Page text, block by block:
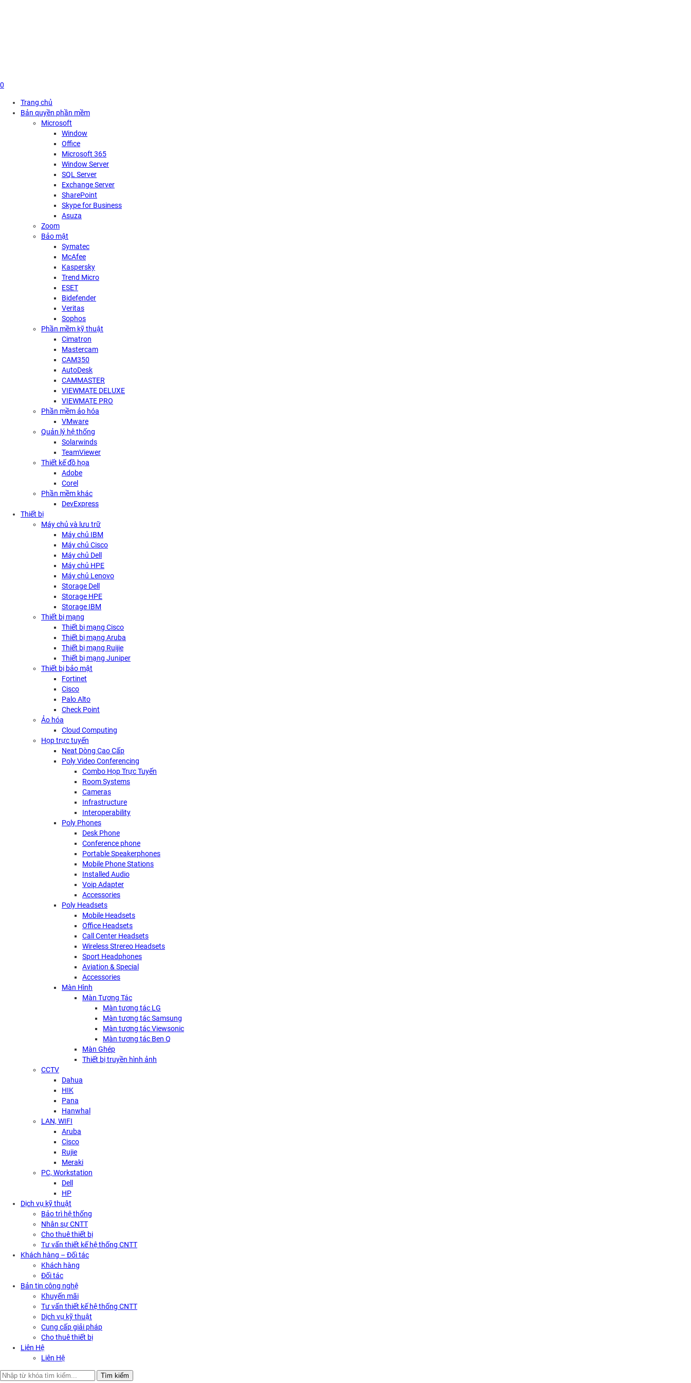
0
Trang chủ
Bản quyền phần mềm
Microsoft
Window
Office
Microsoft 365
Window Server
SQL Server
Exchange Server
SharePoint
Skype for Business
Asuza
Zoom
Bảo mật
Symatec
McAfee
Kaspersky
Trend Micro
ESET
Bidefender
Veritas
Sophos
Phần mềm kỹ thuật
Cimatron
Mastercam
CAM350
AutoDesk
CAMMASTER
VIEWMATE DELUXE
VIEWMATE PRO
Phần mềm ảo hóa
VMware
Quản lý hệ thống
Solarwinds
TeamViewer
Thiết kế đồ họa
Adobe
Corel
Phần mềm khác
DevExpress
Thiết bị
Máy chủ và lưu trữ
Máy chủ IBM
Máy chủ Cisco
Máy chủ Dell
Máy chủ HPE
Máy chủ Lenovo
Storage Dell
Storage HPE
Storage IBM
Thiết bị mạng
Thiết bị mạng Cisco
Thiết bị mạng Aruba
Thiết bị mạng Ruijie
Thiết bị mạng Juniper
Thiết bị bảo mật
Fortinet
Cisco
Palo Alto
Check Point
Ảo hóa
Cloud Computing
Họp trực tuyến
Neat Dòng Cao Cấp
Poly Video Conferencing
Combo Họp Trực Tuyến
Room Systems
Cameras
Infrastructure
Interoperability
Poly Phones
Desk Phone
Conference phone
Portable Speakerphones
Mobile Phone Stations
Installed Audio
Voip Adapter
Accessories
Poly Headsets
Mobile Headsets
Office Headsets
Call Center Headsets
Wireless Strereo Headsets
Sport Headphones
Aviation & Special
Accessories
Màn Hình
Màn Tương Tác
Màn tương tác LG
Màn tương tác Samsung
Màn tương tác Viewsonic
Màn tương tác Ben Q
Màn Ghép
Thiết bị truyền hình ảnh
CCTV
Dahua
HIK
Pana
Hanwhal
LAN, WIFI
Aruba
Cisco
Rujie
Meraki
PC, Workstation
Dell
HP
Dịch vụ kỹ thuật
Bảo trì hệ thống
Nhân sự CNTT
Cho thuê thiết bị
Tư vấn thiết kế hệ thống CNTT
Khách hàng – Đối tác
Khách hàng
Đối tác
Bản tin công nghệ
Khuyến mãi
Tư vấn thiết kế hệ thống CNTT
Dịch vụ kỹ thuật
Cung cấp giải pháp
Cho thuê thiết bị
Liên Hệ
Liên Hệ
Search
Tìm kiếm